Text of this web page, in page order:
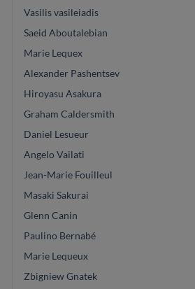
Vasilis vasileiadis
Saeid Aboutalebian
Marie Lequex
Alexander Pashentsev
Hiroyasu Asakura
Graham Caldersmith
Daniel Lesueur
Angelo Vailati
Jean-Marie Fouilleul
Masaki Sakurai
Glenn Canin
Paulino Bernabé
Marie Lequeux
Zbigniew Gnatek